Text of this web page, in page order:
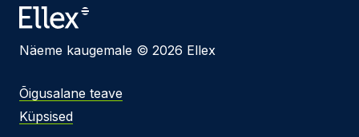
Näeme kaugemale © 2026 Ellex
Õigusalane teave
Küpsised